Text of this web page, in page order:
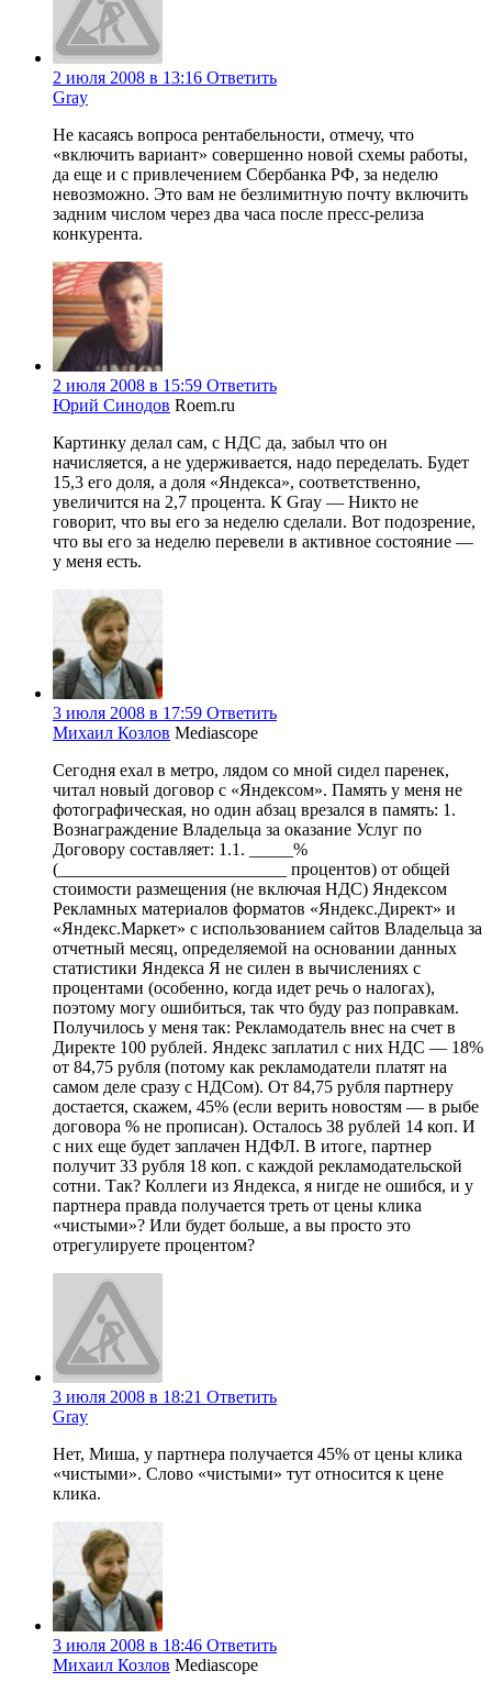
2 июля 2008 в 13:16 Ответить
Gray
Не касаясь вопроса рентабельности, отмечу, что
«включить вариант» совершенно новой схемы работы,
да еще и с привлечением Сбербанка РФ, за неделю
невозможно. Это вам не безлимитную почту включить
задним числом через два часа после пресс-релиза
конкурента.
2 июля 2008 в 15:59 Ответить
Юрий Синодов Roem.ru
Картинку делал сам, с НДС да, забыл что он
начисляется, а не удерживается, надо переделать. Будет
15,3 его доля, а доля «Яндекса», соответственно,
увеличится на 2,7 процента. К Gray — Никто не
говорит, что вы его за неделю сделали. Вот подозрение,
что вы его за неделю перевели в активное состояние —
у меня есть.
3 июля 2008 в 17:59 Ответить
Михаил Козлов Mediascope
Сегодня ехал в метро, лядом со мной сидел паренек,
читал новый договор с «Яндексом». Память у меня не
фотографическая, но один абзац врезался в память: 1.
Вознаграждение Владельца за оказание Услуг по
Договору составляет: 1.1. _____%
(__________________________ процентов) от общей
стоимости размещения (не включая НДС) Яндексом
Рекламных материалов форматов «Яндекс.Директ» и
«Яндекс.Маркет» с использованием сайтов Владельца за
отчетный месяц, определяемой на основании данных
статистики Яндекса Я не силен в вычислениях с
процентами (особенно, когда идет речь о налогах),
поэтому могу ошибиться, так что буду раз поправкам.
Получилось у меня так: Рекламодатель внес на счет в
Директе 100 рублей. Яндекс заплатил с них НДС — 18%
от 84,75 рубля (потому как рекламодатели платят на
самом деле сразу с НДСом). От 84,75 рубля партнеру
достается, скажем, 45% (если верить новостям — в рыбе
договора % не прописан). Осталось 38 рублей 14 коп. И
с них еще будет заплачен НДФЛ. В итоге, партнер
получит 33 рубля 18 коп. с каждой рекламодательской
сотни. Так? Коллеги из Яндекса, я нигде не ошибся, и у
партнера правда получается треть от цены клика
«чистыми»? Или будет больше, а вы просто это
отрегулируете процентом?
3 июля 2008 в 18:21 Ответить
Gray
Нет, Миша, у партнера получается 45% от цены клика
«чистыми». Слово «чистыми» тут относится к цене
клика.
3 июля 2008 в 18:46 Ответить
Михаил Козлов Mediascope